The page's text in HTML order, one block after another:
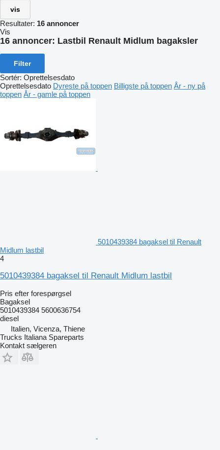
vis
Resultater: 16 annoncer
Vis
16 annoncer: Lastbil Renault Midlum bagaksler
Filter
Sortér: Oprettelsesdato
Oprettelsesdato Dyreste på toppen Billigste på toppen År - ny på
toppen År - gamle på toppen
5010439384 bagaksel til Renault
Midlum lastbil
4
5010439384 bagaksel til Renault Midlum lastbil
Pris efter forespørgsel
Bagaksel
5010439384 5600636754
diesel
Italien, Vicenza, Thiene
Trucks Italiana Spareparts
Kontakt sælgeren